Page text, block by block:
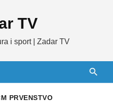
TV
i sport | Zadar TV
PRVENSTVO